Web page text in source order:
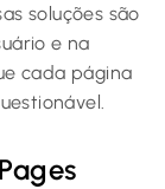
soluções são
e na
cada página